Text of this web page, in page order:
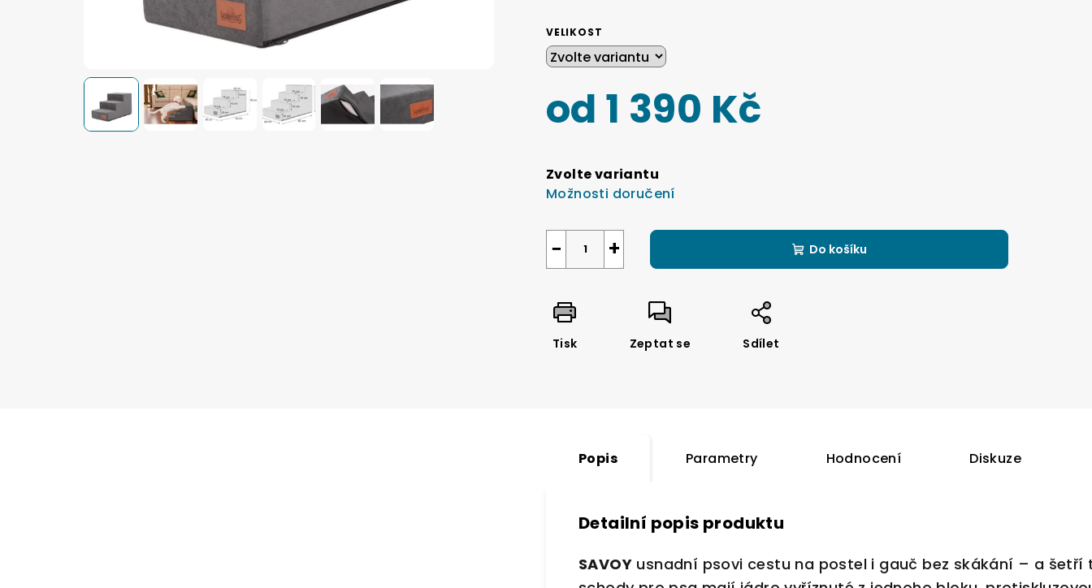
VELIKOST
od 1 390 Kč
cena:
Zvolte variantu
Možnosti doručení
+
− Do košíku
Tisk Zeptat se Sdílet
Popis Parametry Hodnocení Diskuze
Detailní popis produktu
SAVOY usnadní psovi cestu na postel i gauč bez skákání – a